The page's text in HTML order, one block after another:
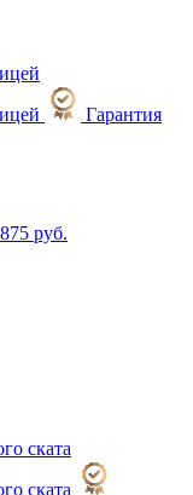
Гарантия
руб.